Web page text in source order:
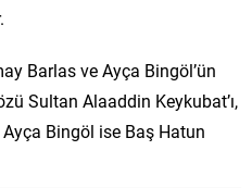
Barlas ve Ayça Bingöl’ün
Sultan Alaaddin Keykubat’ı,
Bingöl ise Baş Hatun